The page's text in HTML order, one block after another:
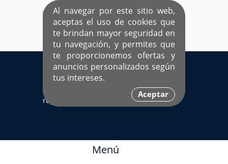
Al navegar por este sitio web,
aceptas el uso de cookies que
te brindan mayor seguridad en
tu navegación, y permites que
te proporcionemos ofertas y
anuncios personalizados según
tus intereses.
Aceptar
EL ÚNICO SITIO DEDICADO A SOLTEROS
HISPANOS COMO TÚ
Ingresa aquí
Sí ya estás
registrado
Menú